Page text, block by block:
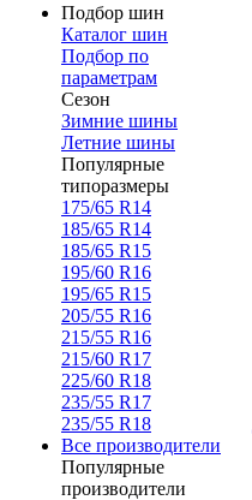
Подбор шин
Каталог шин
Подбор по
параметрам
Сезон
Зимние шины
Летние шины
Популярные
типоразмеры
175/65 R14
185/65 R14
185/65 R15
195/60 R16
195/65 R15
205/55 R16
215/55 R16
215/60 R17
225/60 R18
235/55 R17
235/55 R18
Все производители
Популярные
производители